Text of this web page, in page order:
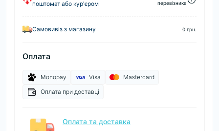
поштомат або кур'єром
перевізника
Самовивіз з магазину 0 грн.
Оплата
Monopay Visa
Mastercard
Оплата при доставці
Оплата та доставка